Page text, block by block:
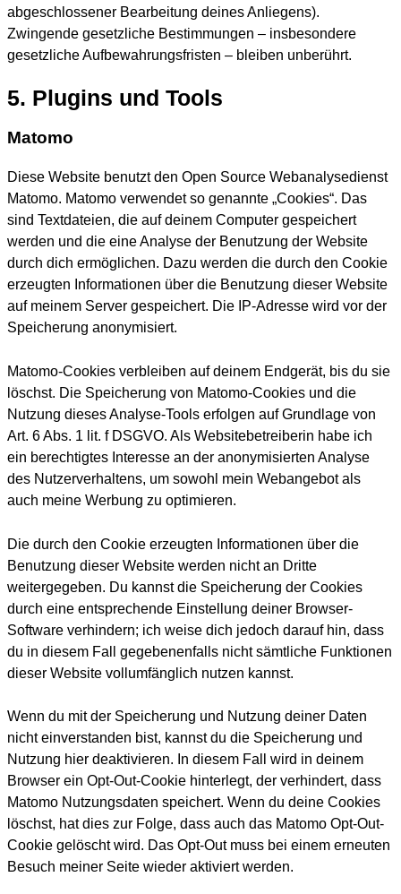
abgeschlossener Bearbeitung deines Anliegens).
Zwingende gesetzliche Bestimmungen – insbesondere
gesetzliche Aufbewahrungsfristen – bleiben unberührt.
5. Plugins und Tools
Matomo
Diese Website benutzt den Open Source Webanalysedienst
Matomo. Matomo verwendet so genannte „Cookies“. Das
sind Textdateien, die auf deinem Computer gespeichert
werden und die eine Analyse der Benutzung der Website
durch dich ermöglichen. Dazu werden die durch den Cookie
erzeugten Informationen über die Benutzung dieser Website
auf meinem Server gespeichert. Die IP-Adresse wird vor der
Speicherung anonymisiert.
Matomo-Cookies verbleiben auf deinem Endgerät, bis du sie
löschst. Die Speicherung von Matomo-Cookies und die
Nutzung dieses Analyse-Tools erfolgen auf Grundlage von
Art. 6 Abs. 1 lit. f DSGVO. Als Websitebetreiberin habe ich
ein berechtigtes Interesse an der anonymisierten Analyse
des Nutzerverhaltens, um sowohl mein Webangebot als
auch meine Werbung zu optimieren.
Die durch den Cookie erzeugten Informationen über die
Benutzung dieser Website werden nicht an Dritte
weitergegeben. Du kannst die Speicherung der Cookies
durch eine entsprechende Einstellung deiner Browser-
Software verhindern; ich weise dich jedoch darauf hin, dass
du in diesem Fall gegebenenfalls nicht sämtliche Funktionen
dieser Website vollumfänglich nutzen kannst.
Wenn du mit der Speicherung und Nutzung deiner Daten
nicht einverstanden bist, kannst du die Speicherung und
Nutzung hier deaktivieren. In diesem Fall wird in deinem
Browser ein Opt-Out-Cookie hinterlegt, der verhindert, dass
Matomo Nutzungsdaten speichert. Wenn du deine Cookies
löschst, hat dies zur Folge, dass auch das Matomo Opt-Out-
Cookie gelöscht wird. Das Opt-Out muss bei einem erneuten
Besuch meiner Seite wieder aktiviert werden.